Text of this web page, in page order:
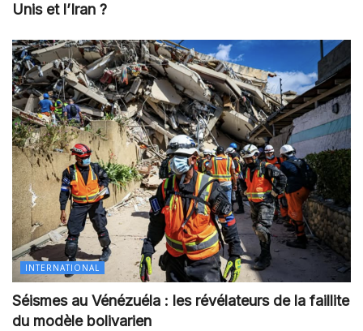
Unis et l’Iran ?
INTERNATIONAL
Séismes au Vénézuéla : les révélateurs de la faillite
du modèle bolivarien